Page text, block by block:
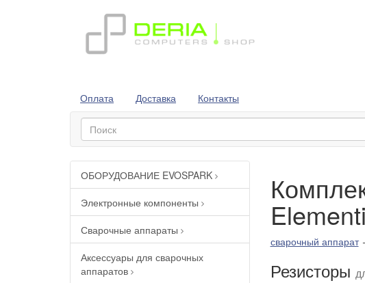
Оплата Доставка Контакты
ОБОРУДОВАНИЕ EVOSPARK
Электронные компоненты
Сварочные аппараты
Аксессуары для сварочных
аппаратов
сварочный аппарат
Резисторы